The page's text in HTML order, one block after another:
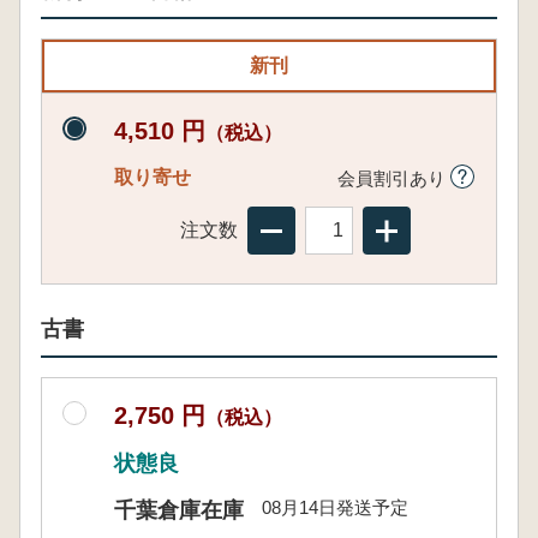
新刊
4,510 円 （税込）
取り寄せ 会員割引あり
注文数
古書
2,750 円 （税込）
状態良
千葉倉庫在庫
08月14日発送予定